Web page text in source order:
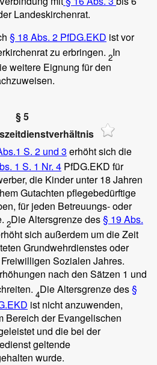
Landeskirchenrat.
§ 18 Abs. 2 PfDG.EKD ist vor
zu erbringen. 2In
weitere Eignung für den
§ 5
S. 2 und 3 erhöht sich die
1 S. 1 Nr. 4 PfDG.EKD für
die Kinder unter 18 Jahren
Gutachten pflegebedürftige
für jeden Betreuungs- oder
2Die Altersgrenze des§ 19 Abs.
sich außerdem um die Zeit
Grundwehrdienstes oder
Sozialen Jahres.
nach den Sätzen 1 und
4Die Altersgrenze des§
ist nicht anzuwenden,
Bereich der Evangelischen
und die bei der
geltende
wurde.